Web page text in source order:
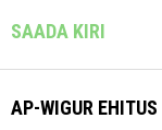
SAADA KIRI
AP-WIGUR EHITUS